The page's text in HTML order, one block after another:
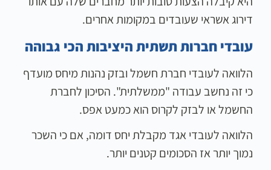
דירוג אשראי שעובדים במקומות אחרים.
עובדי חברות תשתית היציבות הכי גבוהה
הלוואה לעובדי חברת חשמל ובזק נהנות מיחס מועדף
כי זה נחשב עבודה "ממשלתית". הסיכון לחברת
החשמל או לבזק לקרוס הוא כמעט אפס.
הלוואה לעובדי אגד מקבלת יחס דומה, אם כי השכר
נמוך יותר אז הסכומים קטנים יותר.